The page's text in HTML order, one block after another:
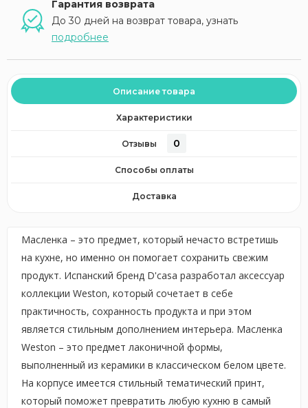
Гарантия возврата
До 30 дней на возврат товара, узнать
подробнее
Описание товара
Характеристики
Отзывы 0
Способы оплаты
Доставка
Масленка – это предмет, который нечасто встретишь
на кухне, но именно он помогает сохранить свежим
продукт. Испанский бренд D'casa разработал аксессуар
коллекции Weston, который сочетает в себе
практичность, сохранность продукта и при этом
является стильным дополнением интерьера. Масленка
Weston – это предмет лаконичной формы,
выполненный из керамики в классическом белом цвете.
На корпусе имеется стильный тематический принт,
который поможет превратить любую кухню в самый